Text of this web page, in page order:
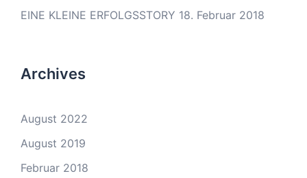
EINE KLEINE ERFOLGSSTORY 18. Februar 2018
Archives
August 2022
August 2019
Februar 2018